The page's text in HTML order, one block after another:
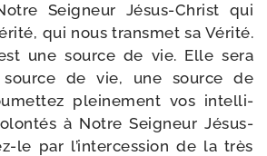
Seigneur Jésus-​Christ qui
qui nous trans­met sa Vérité.
une source de vie. Elle sera
de vie, une source de
plei­ne­ment vos intel­li­
à Notre Seigneur Jésus-​
​le par l’intercession de la très